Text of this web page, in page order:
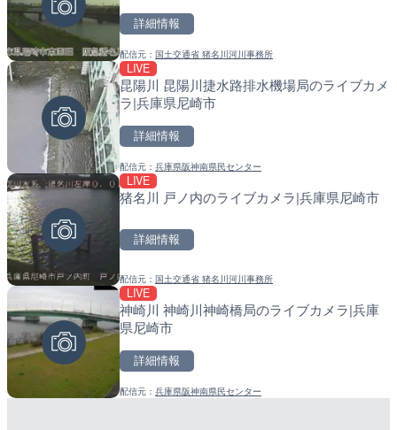
詳細情報
配信元：国土交通省 猪名川河川事務所
LIVE
昆陽川 昆陽川捷水路排水機場局のライブカメ
ラ|兵庫県尼崎市
詳細情報
配信元：兵庫県阪神南県民センター
LIVE
猪名川 戸ノ内のライブカメラ|兵庫県尼崎市
詳細情報
配信元：国土交通省 猪名川河川事務所
LIVE
神崎川 神崎川神崎橋局のライブカメラ|兵庫
県尼崎市
詳細情報
配信元：兵庫県阪神南県民センター
配信元：国土交通省 京浜河川事務所
旧北上川 23.6k右岸のライ
配信元：
国道186号 吉和1のライブ
配信元：広島県土木局土木整備部道路整
広島県道30号 津田のライ
配信元：
配信元：日高町役場
比井川水門付近から比井
配信元：
小浦川水門付近から小浦
配信元：日高町役場
産湯川水門付近のライブ
配信元：